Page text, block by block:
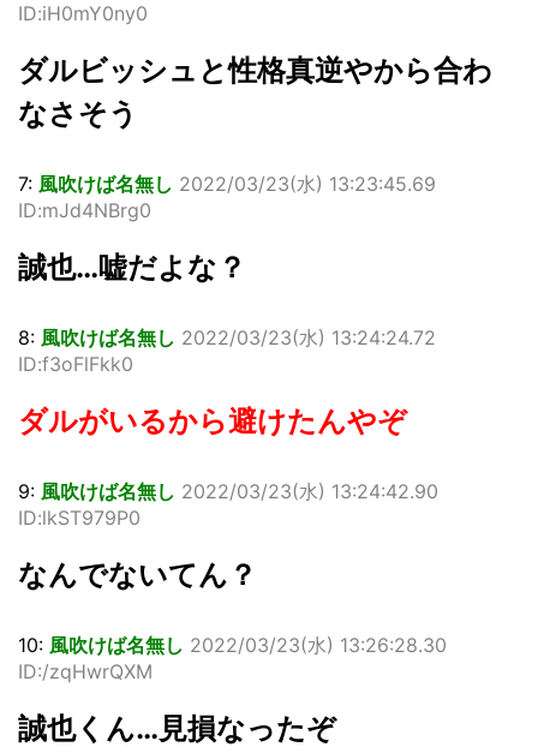
ID:iH0mY0ny0
ダルビッシュと性格真逆やから合わ
なさそう
7: 風吹けば名無し 2022/03/23(水) 13:23:45.69
ID:mJd4NBrg0
誠也…嘘だよな？
8: 風吹けば名無し 2022/03/23(水) 13:24:24.72
ID:f3oFlFkk0
ダルがいるから避けたんやぞ
9: 風吹けば名無し 2022/03/23(水) 13:24:42.90
ID:lkST979P0
なんでないてん？
10: 風吹けば名無し 2022/03/23(水) 13:26:28.30
ID:/zqHwrQXM
誠也くん…見損なったぞ